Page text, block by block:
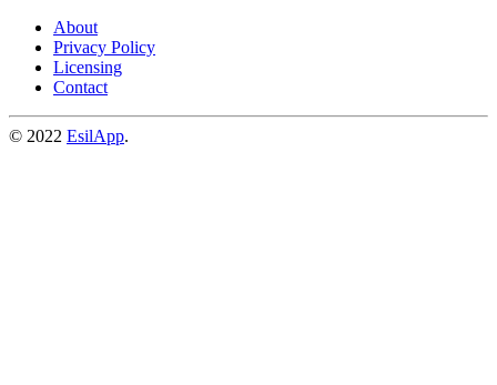
About
Privacy Policy
Licensing
Contact
© 2022 EsilApp.